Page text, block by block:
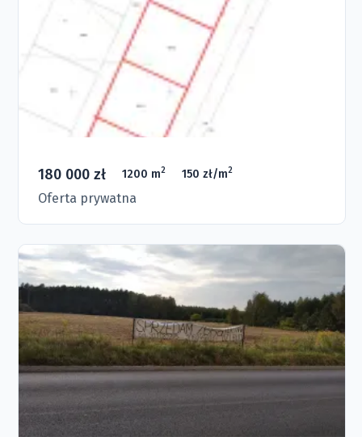
180 000 zł 1200 m2 150 zł/m2
Oferta prywatna